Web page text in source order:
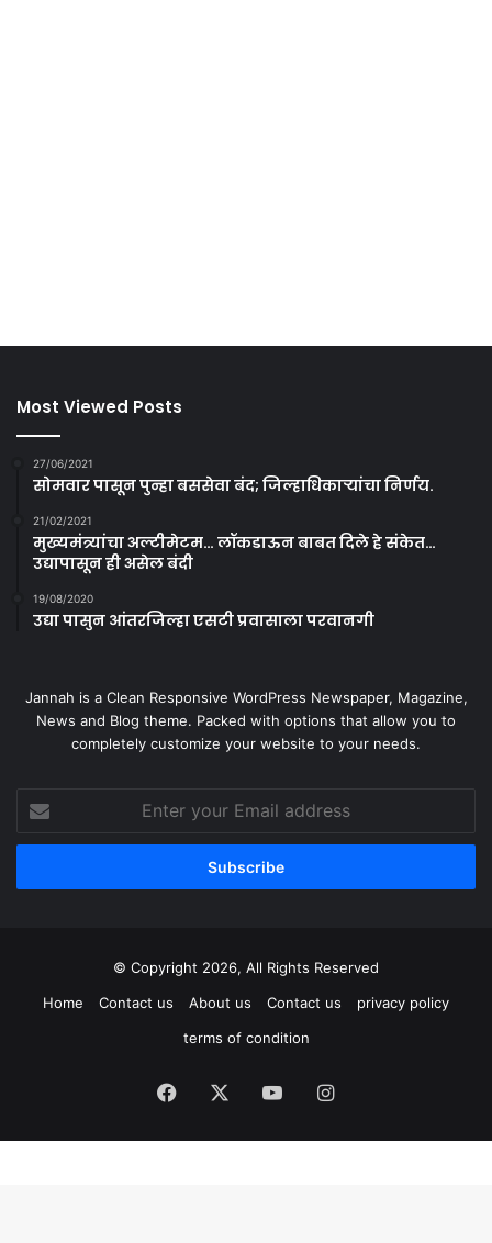
Most Viewed Posts
27/06/2021
सोमवार पासून पुन्हा बससेवा बंद; जिल्हाधिकाऱ्यांचा निर्णय.
21/02/2021
मुख्यमंत्र्यांचा अल्टीमेटम… लॉकडाऊन बाबत दिले हे संकेत…
उद्यापासून ही असेल बंदी
19/08/2020
उद्या पासुन आंतरजिल्हा एसटी प्रवासाला परवानगी
Jannah is a Clean Responsive WordPress Newspaper, Magazine,
News and Blog theme. Packed with options that allow you to
completely customize your website to your needs.
your
Email
© Copyright 2026, All Rights Reserved
Home
Contact us About us Contact us
privacy policy
terms of condition
Facebook YouTubeInstagram